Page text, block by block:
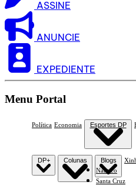
ASSINE
ANUNCIE
EXPEDIENTE
Menu Portal
Política Economia Esportes DP
Náutico
Santa Cruz
DP+ Colunas Blogs